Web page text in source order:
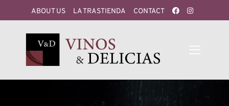
ABOUT US LA TRASTIENDA CONTACT